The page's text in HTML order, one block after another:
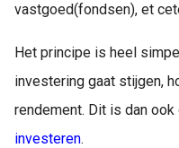
vastgoed(fondsen), et
Het principe is heel
investering gaat stijgen,
rendement. Dit is dan ook
investeren.